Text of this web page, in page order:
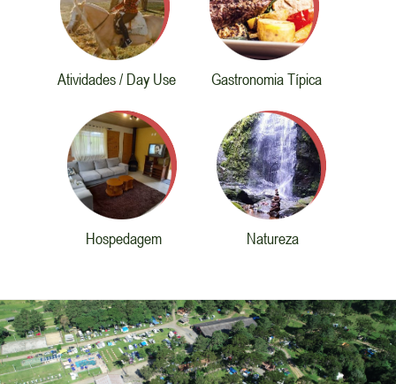
Atividades / Day Use Gastronomia Típica
Hospedagem Natureza